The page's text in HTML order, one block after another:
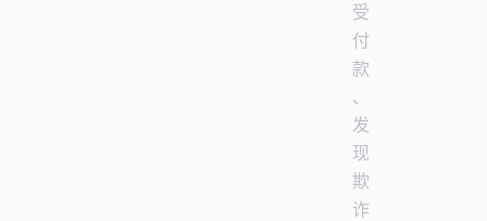
受
付
款
、
发
现
欺
诈